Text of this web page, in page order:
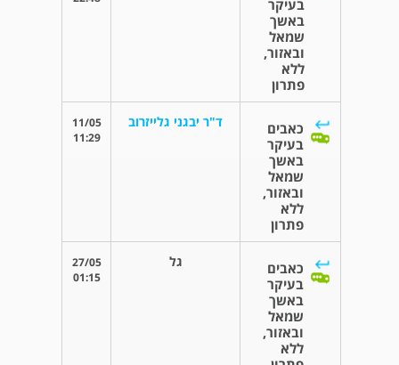
בעיקר
באשך
שמאל
ובאזור,
ללא
פתרון
כאבים
בעיקר
באשך
שמאל
ובאזור,
ללא
פתרון
ד"ר יבגני גלייזרוב
11/05
11:29
כאבים
בעיקר
באשך
שמאל
ובאזור,
ללא
גל
27/05
01:15